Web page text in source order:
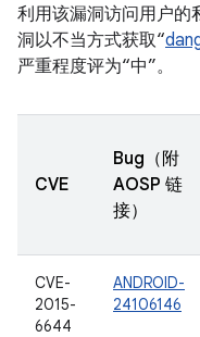
利用该漏洞访问用户的
洞以不当方式获取“
严重程度评为“中”。
CVE
Bug（附
AOSP 链
接）
CVE-
2015-
6644
ANDROID-
24106146